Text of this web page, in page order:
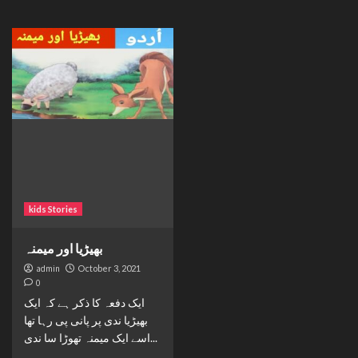
kids Stories
بھیڑیا اور میمنہ
admin October 3, 2021
0
ایک دفعہ کا ذکر ہے کہ ایک
بھیڑیا ندی پر پانی پی رہا تھا
اسے ایک میمنہ تھوڑا سا ندی...